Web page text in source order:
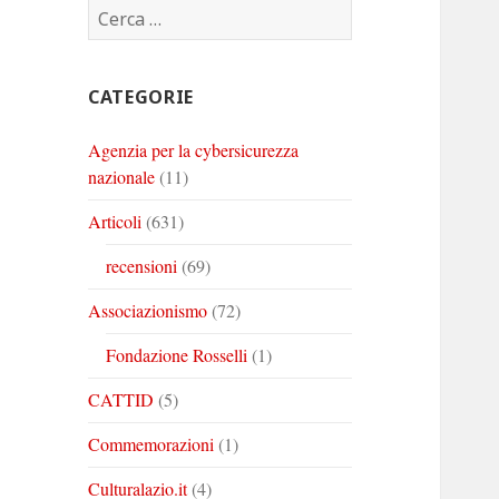
Corinto
su
Corinto
su
su
Ricerca
per:
CATEGORIE
Agenzia per la cybersicurezza
nazionale(11)
Articoli (631)
recensioni (69)
Associazionismo(72)
Fondazione Rosselli (1)
CATTID (5)
Commemorazioni (1)
Culturalazio.it(4)